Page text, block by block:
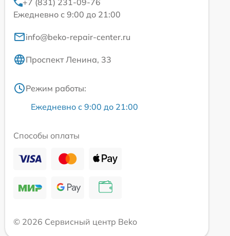
+7 (831) 231-09-76
Ежедневно с 9:00 до 21:00
info@beko-repair-center.ru
Проспект Ленина, 33
Режим работы:
Ежедневно с 9:00 до 21:00
Способы оплаты
© 2026 Сервисный центр Beko